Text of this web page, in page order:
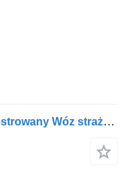
IVECO EuroCargo 120E18 Zarejestrowany Wóz strażacki Drabina obrotowa w